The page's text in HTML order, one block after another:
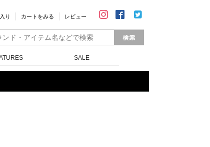
り カートをみる レビュー
SALE